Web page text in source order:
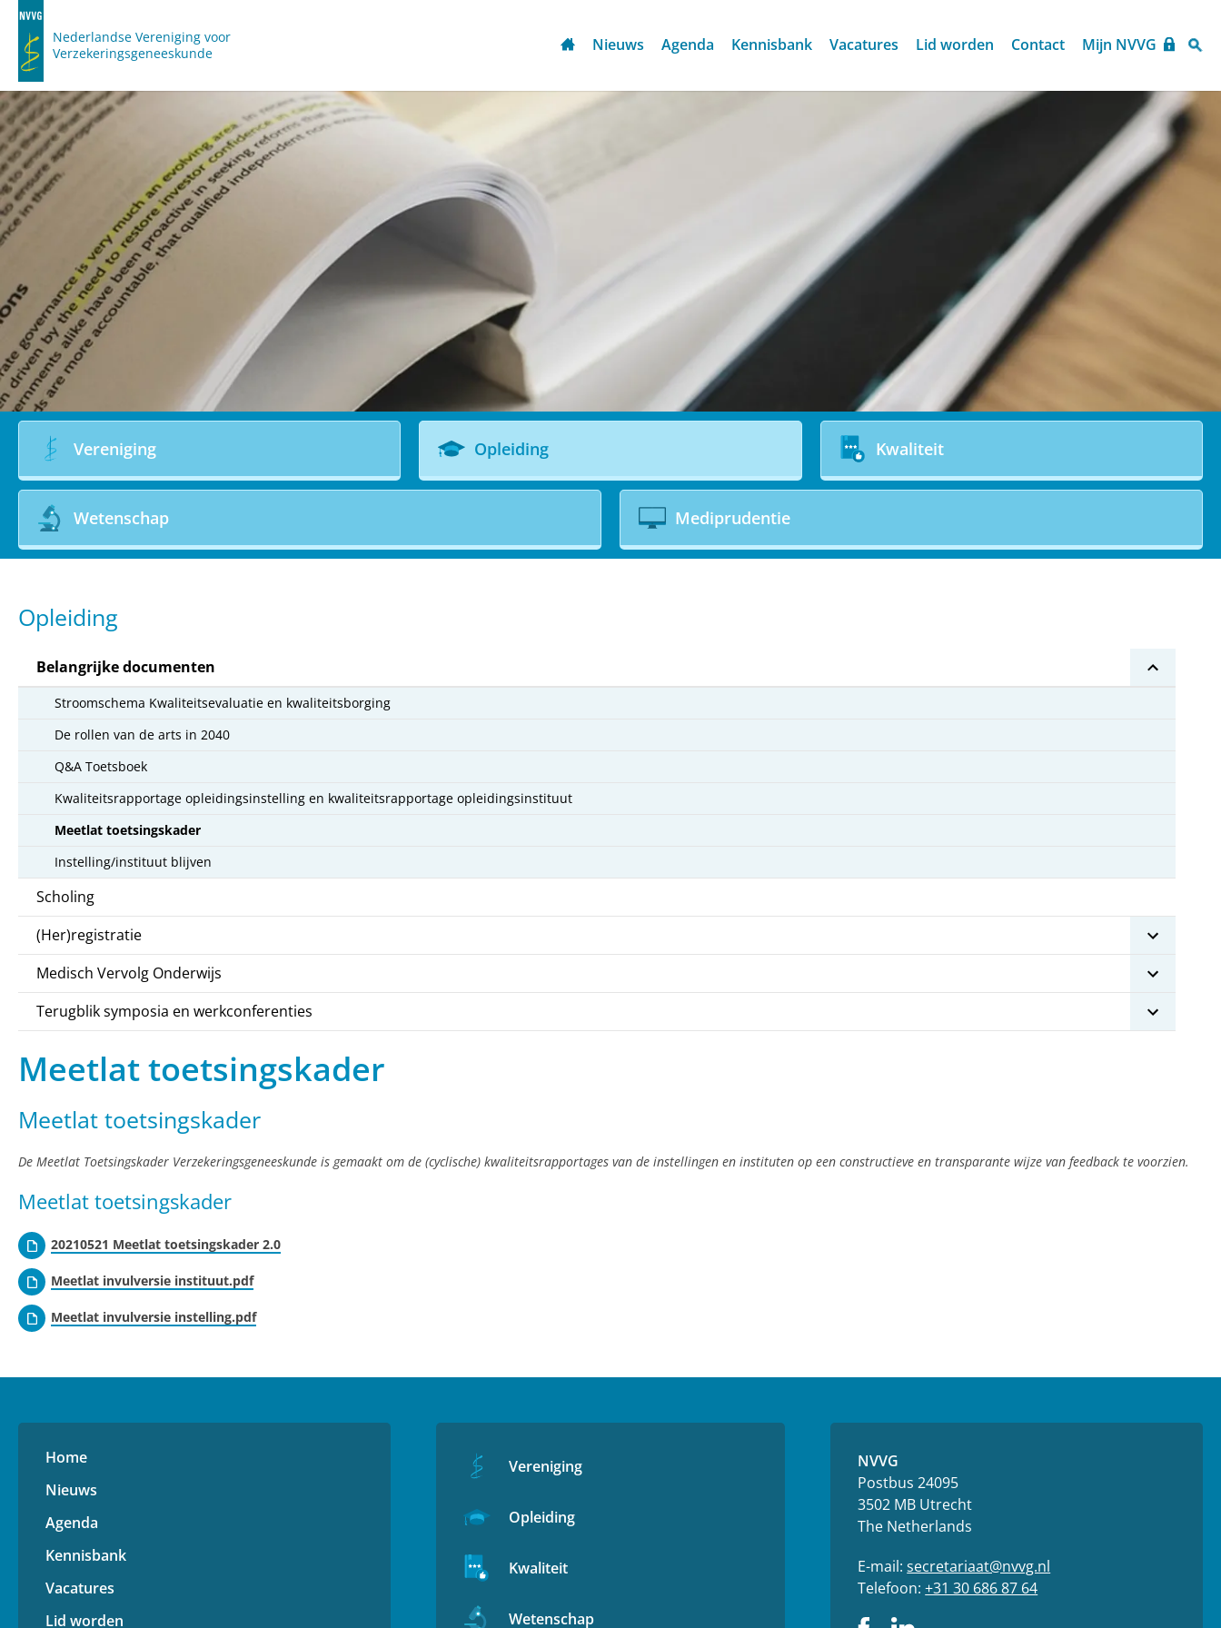
Nederlandse Vereniging voor
Verzekeringsgeneeskunde
Nieuws Agenda Kennisbank Vacatures Lid worden Contact Mijn NVVG
Vereniging Opleiding Kwaliteit
Wetenschap Mediprudentie
Opleiding
Belangrijke documenten
Stroomschema Kwaliteitsevaluatie en kwaliteitsborging
De rollen van de arts in 2040
Q&A Toetsboek
Kwaliteitsrapportage opleidingsinstelling en kwaliteitsrapportage opleidingsinstituut
Meetlat toetsingskader
Instelling/instituut blijven
Scholing
(Her)registratie
Medisch Vervolg Onderwijs
Terugblik symposia en werkconferenties
Meetlat toetsingskader
Meetlat toetsingskader
De Meetlat Toetsingskader Verzekeringsgeneeskunde is gemaakt om de (cyclische) kwaliteitsrapportages van de instellingen en instituten op een constructieve en transparante wijze van feedback te voorzien.
Meetlat toetsingskader
20210521 Meetlat toetsingskader 2.0
Meetlat invulversie instituut.pdf
Meetlat invulversie instelling.pdf
Home
Nieuws
Agenda
Kennisbank
Vacatures
Lid worden
Vereniging
Opleiding
Kwaliteit
Wetenschap
NVVG
Postbus 24095
3502 MB Utrecht
The Netherlands
E-mail:secretariaat@nvvg.nl
Telefoon:+31 30 686 87 64